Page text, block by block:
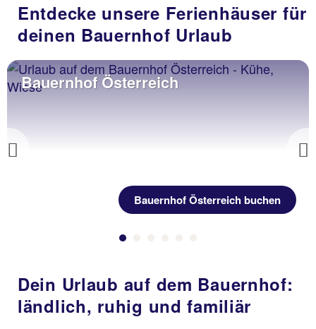
Entdecke unsere Ferienhäuser für
deinen Bauernhof Urlaub
Previous
Bauernhof Österreich
Bauernhof Österreich buchen
Dein Urlaub auf dem Bauernhof:
ländlich, ruhig und familiär